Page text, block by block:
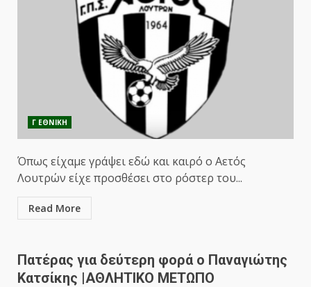
Γ ΕΘΝΙΚΗ
Όπως είχαμε γράψει εδώ και καιρό ο Αετός
Λουτρών είχε προσθέσει στο ρόστερ του...
Read More
Πατέρας για δεύτερη φορά ο Παναγιώτης
Κατσίκης |ΑΘΛΗΤΙΚΟ ΜΕΤΩΠΟ